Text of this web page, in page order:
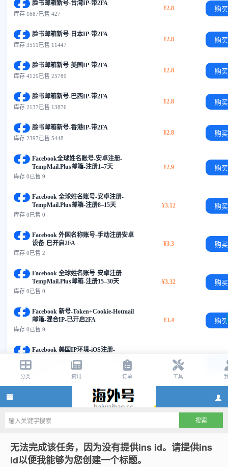
ins账号购买,ins账号自助购买10元,ins账号购买网站,ins
无法完成该任务，因为没有提供ins id。请提供ins
id以便我能够为您创建一个标题。